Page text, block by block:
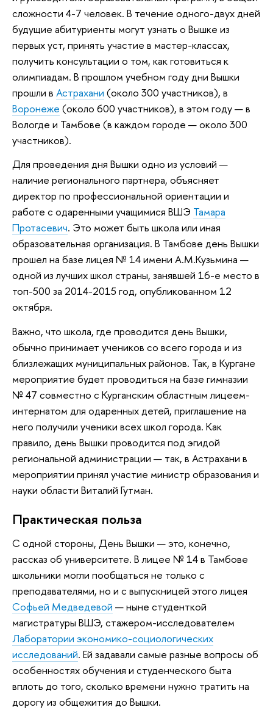
сложности 4-7 человек. В течение одного-двух дней
будущие абитуриенты могут узнать о Вышке из
первых уст, принять участие в мастер-классах,
получить консультации о том, как готовиться к
олимпиадам. В прошлом учебном году дни Вышки
прошли в Астрахани (около 300 участников), в
Воронеже (около 600 участников), в этом году — в
Вологде и Тамбове (в каждом городе — около 300
участников).
Для проведения дня Вышки одно из условий —
наличие регионального партнера, объясняет
директор по профессиональной ориентации и
работе с одаренными учащимися ВШЭ Тамара
Протасевич. Это может быть школа или иная
образовательная организация. В Тамбове день Вышки
прошел на базе лицея № 14 имени А.М.Кузьмина —
одной из лучших школ страны, занявшей 16-е место в
топ-500 за 2014-2015 год, опубликованном 12
октября.
Важно, что школа, где проводится день Вышки,
обычно принимает учеников со всего города и из
близлежащих муниципальных районов. Так, в Кургане
мероприятие будет проводиться на базе гимназии
№ 47 совместно с Курганским областным лицеем-
интернатом для одаренных детей, приглашение на
него получили ученики всех школ города. Как
правило, день Вышки проводится под эгидой
региональной администрации — так, в Астрахани в
мероприятии принял участие министр образования и
науки области Виталий Гутман.
Практическая польза
С одной стороны, День Вышки — это, конечно,
рассказ об университете. В лицее № 14 в Тамбове
школьники могли пообщаться не только с
преподавателями, но и с выпускницей этого лицея
Софьей Медведевой — ныне студенткой
магистратуры ВШЭ, стажером-исследователем
Лаборатории экономико-социологических
исследований. Ей задавали самые разные вопросы об
особенностях обучения и студенческого быта
вплоть до того, сколько времени нужно тратить на
дорогу из общежития до Вышки.